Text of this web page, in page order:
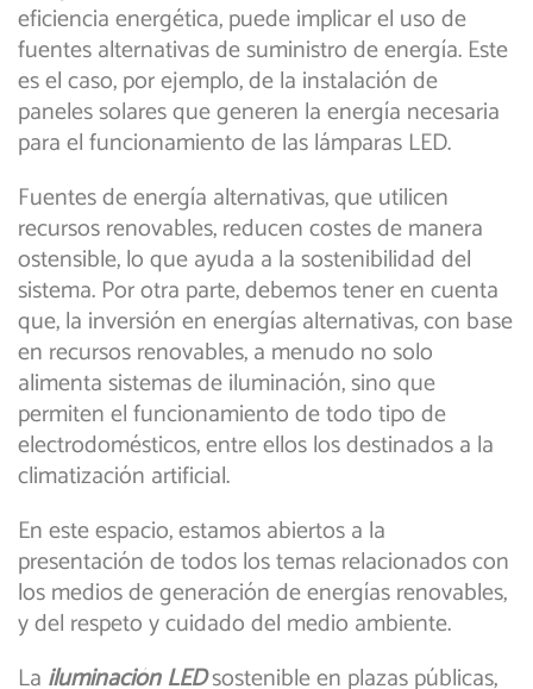
eficiencia energética, puede implicar el uso de
fuentes alternativas de suministro de energía. Este
es el caso, por ejemplo, de la instalación de
paneles solares que generen la energía necesaria
para el funcionamiento de las lámparas LED.
Fuentes de energía alternativas, que utilicen
recursos renovables, reducen costes de manera
ostensible, lo que ayuda a la sostenibilidad del
sistema. Por otra parte, debemos tener en cuenta
que, la inversión en energías alternativas, con base
en recursos renovables, a menudo no solo
alimenta sistemas de iluminación, sino que
permiten el funcionamiento de todo tipo de
electrodomésticos, entre ellos los destinados a la
climatización artificial.
En este espacio, estamos abiertos a la
presentación de todos los temas relacionados con
los medios de generación de energías renovables,
y del respeto y cuidado del medio ambiente.
La iluminación LEDsostenible en plazas públicas,